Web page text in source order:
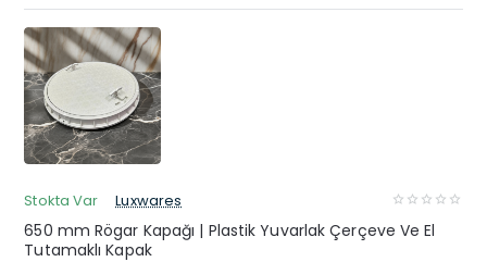
Stokta Var Luxwares
650 mm Rögar Kapağı | Plastik Yuvarlak Çerçeve Ve El
Tutamaklı Kapak